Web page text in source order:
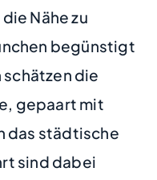
Nähe zu
begünstigt
die
gepaart mit
das städtische
sind dabei